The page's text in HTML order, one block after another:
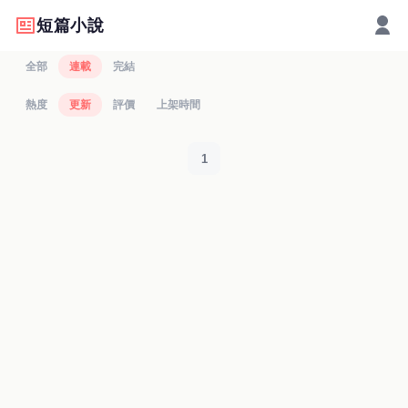
短篇小說
全部 連載 完結
熱度 更新 評價 上架時間
1